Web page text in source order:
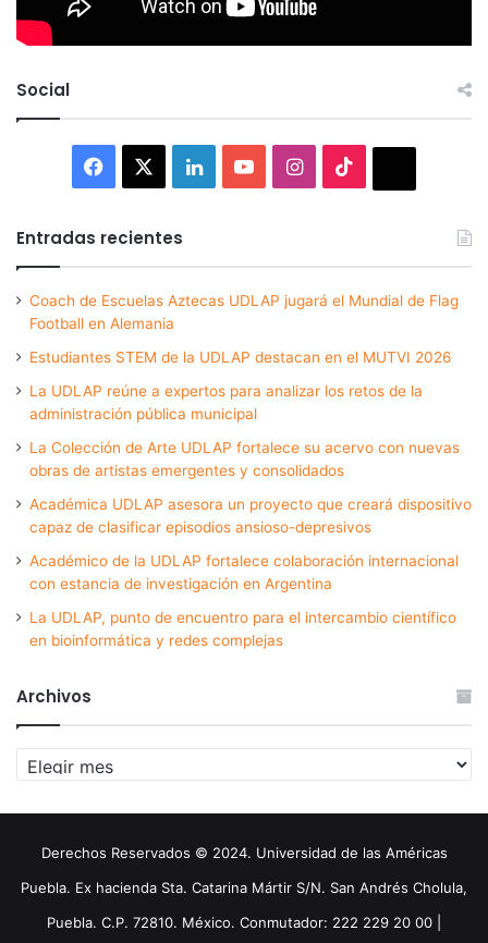
Social
Facebook LinkedInYouTubeInstagram
Entradas recientes
Coach de Escuelas Aztecas UDLAP jugará el Mundial de Flag
Football en Alemania
Estudiantes STEM de la UDLAP destacan en el MUTVI 2026
La UDLAP reúne a expertos para analizar los retos de la
administración pública municipal
La Colección de Arte UDLAP fortalece su acervo con nuevas
obras de artistas emergentes y consolidados
Académica UDLAP asesora un proyecto que creará dispositivo
capaz de clasificar episodios ansioso-depresivos
Académico de la UDLAP fortalece colaboración internacional
con estancia de investigación en Argentina
La UDLAP, punto de encuentro para el intercambio científico
en bioinformática y redes complejas
Archivos
Archivos
Derechos Reservados © 2024. Universidad de las Américas
Puebla. Ex hacienda Sta. Catarina Mártir S/N. San Andrés Cholula,
Puebla. C.P. 72810. México. Conmutador: 222 229 20 00 |